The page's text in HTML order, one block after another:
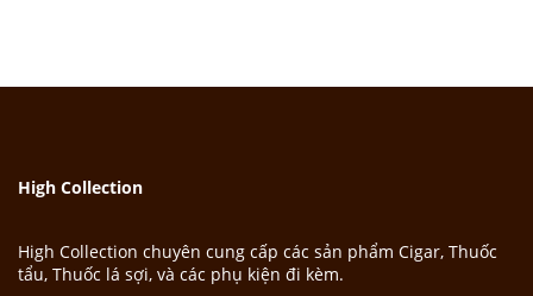
High Collection
High Collection chuyên cung cấp các sản phẩm Cigar, Thuốc
tẩu, Thuốc lá sợi, và các phụ kiện đi kèm.